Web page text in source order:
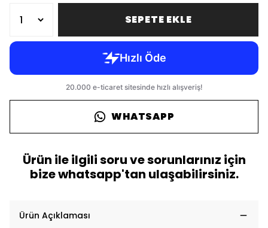
SEPETE EKLE
WHATSAPP
Ürün ile ilgili soru ve sorunlarınız için
bize whatsapp'tan ulaşabilirsiniz.
Ürün Açıklaması